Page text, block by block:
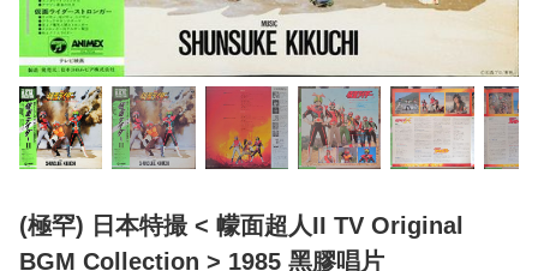
(極罕) 日本特撮 < 幪面超人II TV Original
BGM Collection > 1985 黑膠唱片